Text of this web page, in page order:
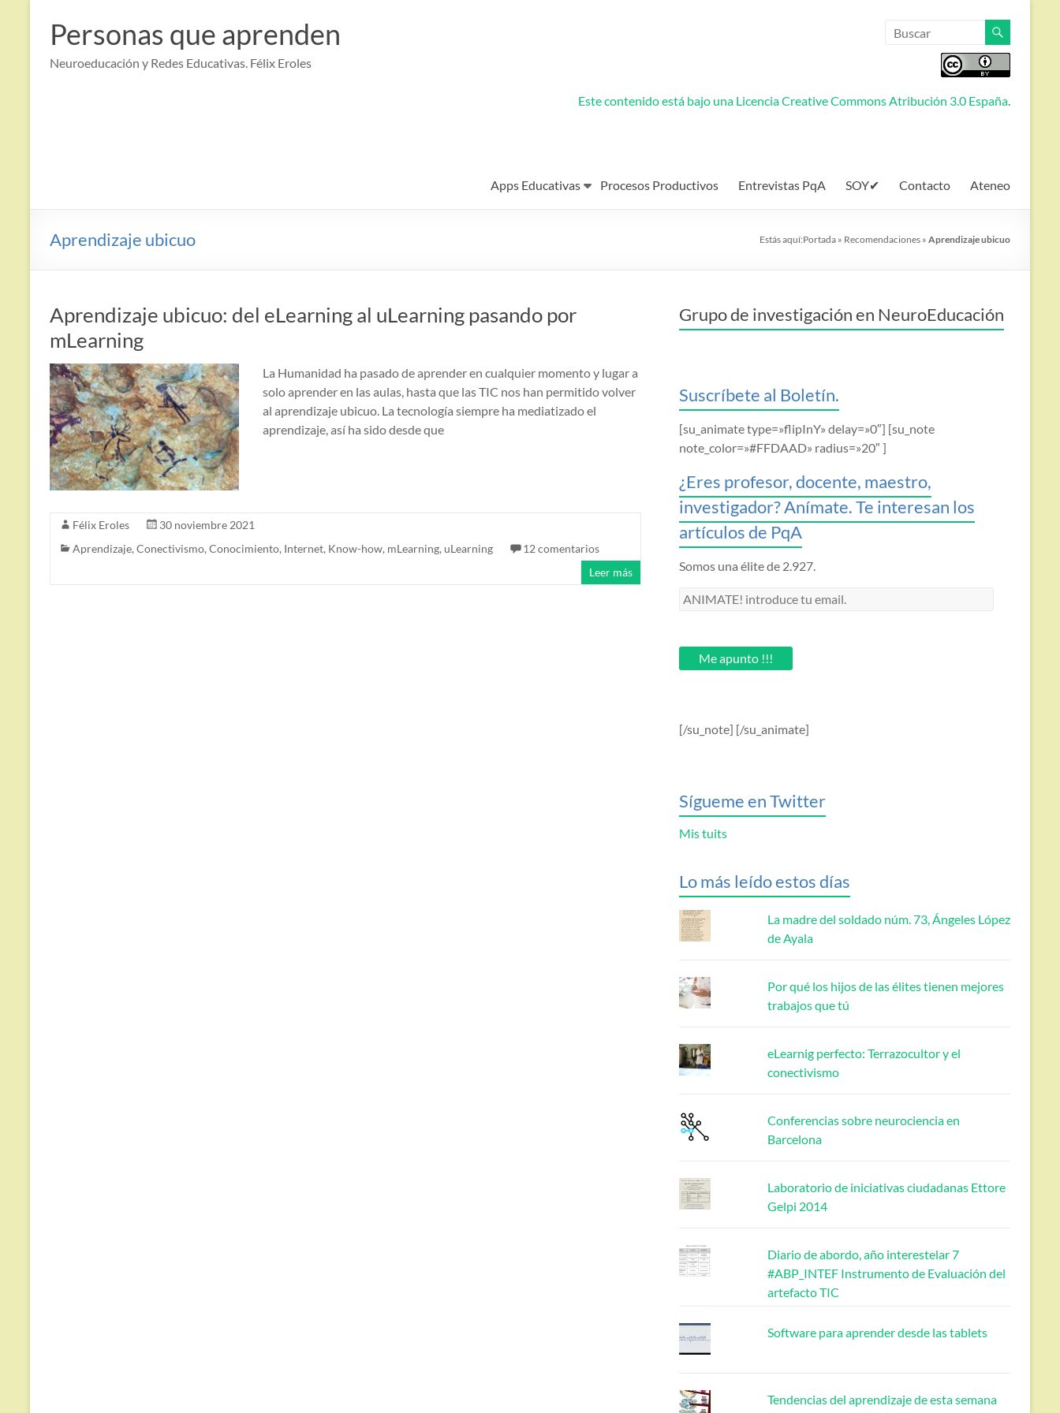
contenido
Personas que aprenden
Neuroeducación y Redes Educativas. Félix Eroles
Este contenido está bajo una Licencia Creative Commons Atribución 3.0 España.
Apps Educativas Procesos Productivos Entrevistas PqA SOY✔ Contacto Ateneo
Aprendizaje ubicuo Estás aquí:Portada » Recomendaciones » Aprendizaje ubicuo
Aprendizaje ubicuo: del eLearning al uLearning pasando por
mLearning
La Humanidad ha pasado de aprender en cualquier momento y lugar a
solo aprender en las aulas, hasta que las TIC nos han permitido volver
al aprendizaje ubicuo. La tecnología siempre ha mediatizado el
aprendizaje, así ha sido desde que
Félix Eroles
30 noviembre 2021
Aprendizaje, Conectivismo, Conocimiento, Internet, Know-how, mLearning, uLearning
12 comentarios
Leer más
Grupo de investigación en NeuroEducación
Suscríbete al Boletín.
[su_animate type=»flipInY» delay=»0″] [su_note
note_color=»#FFDAAD» radius=»20″ ]
¿Eres profesor, docente, maestro,
investigador? Anímate. Te interesan los
artículos de PqA
Somos una élite de 2.927.
ANIMATE!
email.Me apunto !!!
[/su_note] [/su_animate]
Sígueme en Twitter
Mis tuits
Lo más leído estos días
La madre del soldado núm. 73, Ángeles López
de Ayala
Por qué los hijos de las élites tienen mejores
trabajos que tú
eLearnig perfecto: Terrazocultor y el
conectivismo
Conferencias sobre neurociencia en
Barcelona
Laboratorio de iniciativas ciudadanas Ettore
Gelpi 2014
Diario de abordo, año interestelar 7
#ABP_INTEF Instrumento de Evaluación del
artefacto TIC
Software para aprender desde las tablets
Tendencias del aprendizaje de esta semana